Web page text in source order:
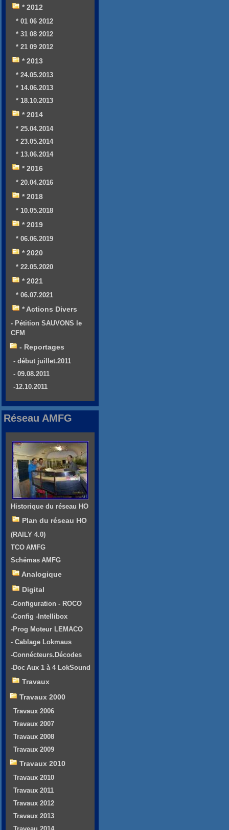
* 2012
* 01 06 2012
* 31 08 2012
* 21 09 2012
* 2013
* 24.05.2013
* 14.06.2013
* 18.10.2013
* 2014
* 25.04.2014
* 23.05.2014
* 13.06.2014
* 2016
* 20.04.2016
* 2018
* 10.05.2018
* 2019
* 06.06.2019
* 2020
* 22.05.2020
* 2021
* 06.07.2021
* Actions Divers
- Pétition SAUVONS le
CFM
- Reportages
- début juillet.2011
- 09.08.2011
-12.10.2011
Réseau AMFG
Historique du réseau HO
Plan du réseau HO
(RAILY 4.0)
TCO AMFG
Schémas AMFG
Analogique
Digital
-Configuration - ROCO
-Config -Intellibox
-Prog Moteur LEMACO
- Cablage Lokmaus
-Connécteurs.Décodes
-Doc Aux 1 à 4 LokSound
Travaux
Travaux 2000
Travaux 2006
Travaux 2007
Travaux 2008
Travaux 2009
Travaux 2010
Travaux 2010
Travaux 2011
Travaux 2012
Travaux 2013